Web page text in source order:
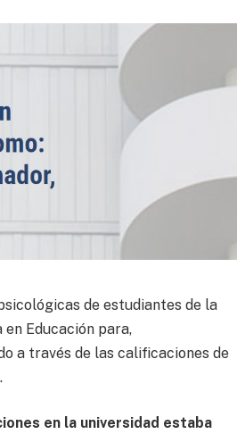
de estudiantes de la
Educación para,
a través de las calificaciones de
en la universidad estaba